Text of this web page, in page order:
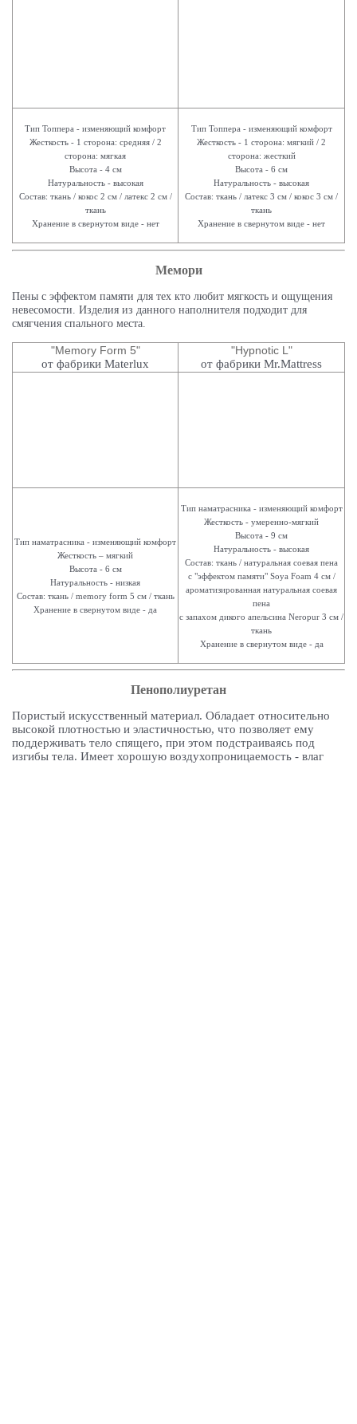
Тип Топпера - изменяющий комфорт
Жесткость - 1 сторона: средняя / 2
сторона: мягкая
Высота - 4 см
Натуральность - высокая
Состав: ткань / кокос 2 см / латекс 2 см /
ткань
Хранение в свернутом виде - нет
Тип Топпера - изменяющий комфорт
Жесткость - 1 сторона: мягкий / 2
сторона: жесткий
Высота - 6 см
Натуральность - высокая
Состав: ткань / латекс 3 см / кокос 3 см /
ткань
Хранение в свернутом виде - нет
Мемори
Пены с эффектом памяти для тех кто любит мягкость и ощущения
невесомости. Изделия из данного наполнителя подходит для
смягчения спального места.
"Memory Form 5"
от фабрики Materlux
"Hypnotic L"
от фабрики Mr.Mattress
Тип наматрасника - изменяющий комфорт
Жесткость – мягкий
Высота - 6 см
Натуральность - низкая
Состав: ткань / memory form 5 см / ткань
Хранение в свернутом виде - да
Тип наматрасника - изменяющий комфорт
Жесткость - умеренно-мягкий
Высота - 9 см
Натуральность - высокая
Состав: ткань / натуральная соевая пена
с "эффектом памяти" Soya Foam 4 см /
ароматизированная натуральная соевая
пена
с запахом дикого апельсина Neropur 3 см /
ткань
Хранение в свернутом виде - да
Пенополиуретан
Пористый искусственный материал. Обладает относительно
высокой плотностью и эластичностью, что позволяет ему
поддерживать тело спящего, при этом подстраиваясь под
изгибы тела. Имеет хорошую воздухопроницаемость - влаг